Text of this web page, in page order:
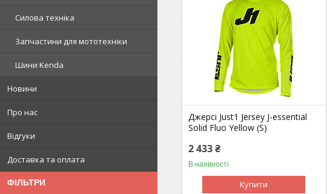
Силова техніка
Запчастини для мототехніки
Шини Kenda
Новини
Про нас
Відгуки
Доставка та оплата
ФІЛЬТРИ
Джерсі Just1 Jersey J-essential
Solid Fluo Yellow (S)
2 433 ₴
В наявності
Купити